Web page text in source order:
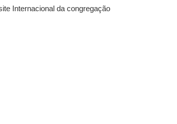
Internacional da congregação